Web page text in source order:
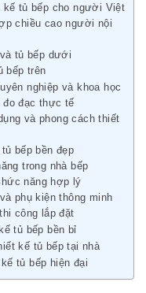
tủ bếp cho người Việt
chiều cao người nội
tủ bếp dưới
bếp trên
nghiệp và khoa học
đo đạc thực tế
và phong cách thiết
bếp bền đẹp
trong nhà bếp
năng hợp lý
phụ kiện thông minh
công lắp đặt
tủ bếp bền bỉ
kế tủ bếp tại nhà
tủ bếp hiện đại